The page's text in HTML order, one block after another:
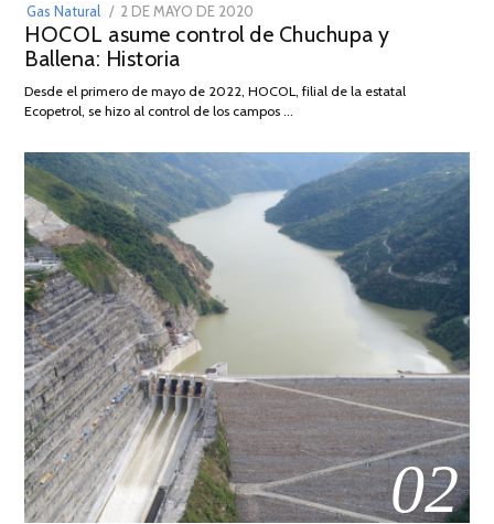
Gas Natural
POSTED
ON
2 DE MAYO DE 2020
DE
2026
HOCOL asume control de Chuchupa y
Ballena: Historia
Desde el primero de mayo de 2022, HOCOL, filial de la estatal
Ecopetrol, se hizo al control de los campos …
02